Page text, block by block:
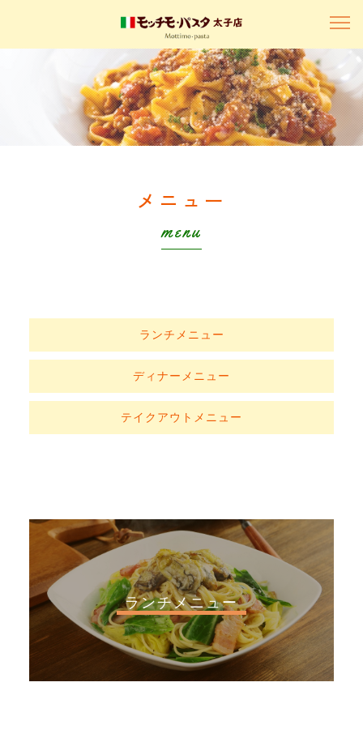
メニュー
menu
ランチメニュー
ディナーメニュー
テイクアウトメニュー
ランチメニュー